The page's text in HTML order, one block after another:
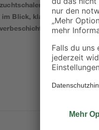
für den
im Blick, klar strukturiert
Metall in